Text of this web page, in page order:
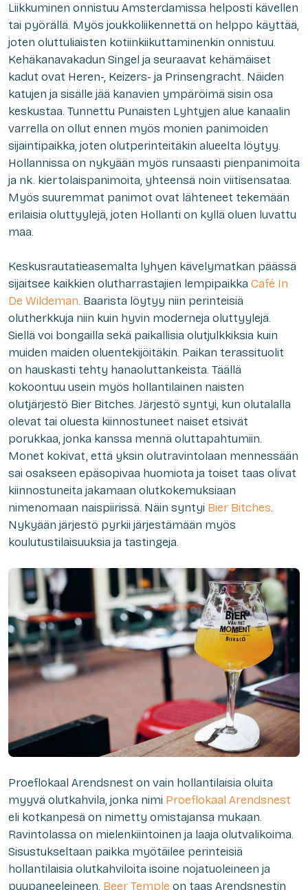
Liikkuminen onnistuu Amsterdamissa helposti kävellen
tai pyörällä. Myös joukkoliikennettä on helppo käyttää,
joten oluttuliaisten kotiinkiikuttaminenkin onnistuu.
Kehäkanavakadun Singel ja seuraavat kehämäiset
kadut ovat Heren-, Keizers- ja Prinsengracht. Näiden
katujen ja sisälle jää kanavien ympäröimä sisin osa
keskustaa. Tunnettu Punaisten Lyhtyjen alue kanaalin
varrella on ollut ennen myös monien panimoiden
sijaintipaikka, joten olutperinteitäkin alueelta löytyy.
Hollannissa on nykyään myös runsaasti pienpanimoita
ja nk. kiertolaispanimoita, yhteensä noin viitisensataa.
Myös suuremmat panimot ovat lähteneet tekemään
erilaisia oluttyylejä, joten Hollanti on kyllä oluen luvattu
maa.
Keskusrautatieasemalta lyhyen kävelymatkan päässä
sijaitsee kaikkien olutharrastajien lempipaikka Café In
De Wildeman. Baarista löytyy niin perinteisiä
olutherkkuja niin kuin hyvin moderneja oluttyylejä.
Siellä voi bongailla sekä paikallisia olutjulkkiksia kuin
muiden maiden oluentekijöitäkin. Paikan terassituolit
on hauskasti tehty hanaoluttankeista. Täällä
kokoontuu usein myös hollantilainen naisten
olutjärjestö Bier Bitches. Järjestö syntyi, kun olutalalla
olevat tai oluesta kiinnostuneet naiset etsivät
porukkaa, jonka kanssa mennä oluttapahtumiin.
Monet kokivat, että yksin olutravintolaan mennessään
sai osakseen epäsopivaa huomiota ja toiset taas olivat
kiinnostuneita jakamaan olutkokemuksiaan
nimenomaan naispiirissä. Näin syntyi Bier Bitches.
Nykyään järjestö pyrkii järjestämään myös
koulutustilaisuuksia ja tastingeja.
Proeflokaal Arendsnest on vain hollantilaisia oluita
myyvä olutkahvila, jonka nimi Proeflokaal Arendsnest
eli kotkanpesä on nimetty omistajansa mukaan.
Ravintolassa on mielenkiintoinen ja laaja olutvalikoima.
Sisustukseltaan paikka myötäilee perinteisiä
hollantilaisia olutkahviloita isoine nojatuoleineen ja
puupaneeleineen. Beer Temple on taas Arendsnestin